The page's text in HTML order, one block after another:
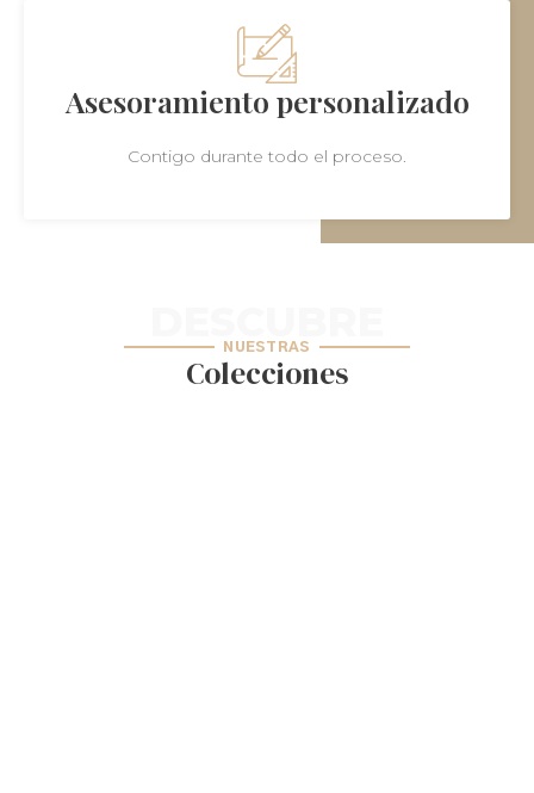
Asesoramiento personalizado
Contigo durante todo el proceso.
NUESTRAS
Colecciones